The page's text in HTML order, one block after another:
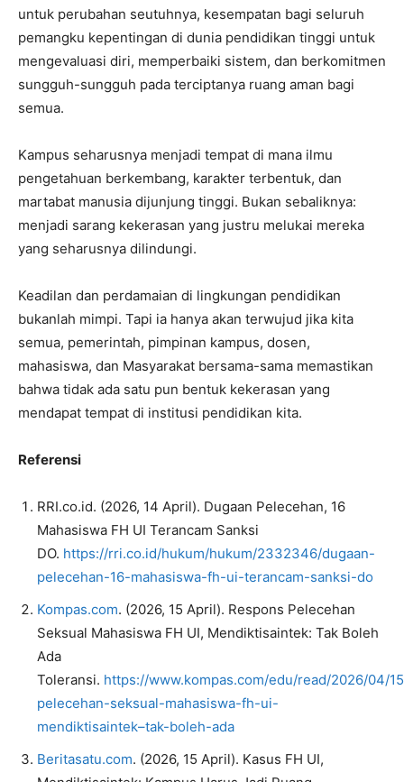
untuk perubahan seutuhnya, kesempatan bagi seluruh
pemangku kepentingan di dunia pendidikan tinggi untuk
mengevaluasi diri, memperbaiki sistem, dan berkomitmen
sungguh-sungguh pada terciptanya ruang aman bagi
semua.
Kampus seharusnya menjadi tempat di mana ilmu
pengetahuan berkembang, karakter terbentuk, dan
martabat manusia dijunjung tinggi. Bukan sebaliknya:
menjadi sarang kekerasan yang justru melukai mereka
yang seharusnya dilindungi.
Keadilan dan perdamaian di lingkungan pendidikan
bukanlah mimpi. Tapi ia hanya akan terwujud jika kita
semua, pemerintah, pimpinan kampus, dosen,
mahasiswa, dan Masyarakat bersama-sama memastikan
bahwa tidak ada satu pun bentuk kekerasan yang
mendapat tempat di institusi pendidikan kita.
Referensi
RRI.co.id. (2026, 14 April). Dugaan Pelecehan, 16
Mahasiswa FH UI Terancam Sanksi
DO. https://rri.co.id/hukum/hukum/2332346/dugaan-
pelecehan-16-mahasiswa-fh-ui-terancam-sanksi-do
Kompas.com. (2026, 15 April). Respons Pelecehan
Seksual Mahasiswa FH UI, Mendiktisaintek: Tak Boleh
Ada
Toleransi. https://www.kompas.com/edu/read/2026/04/
pelecehan-seksual-mahasiswa-fh-ui-
mendiktisaintek–tak-boleh-ada
Beritasatu.com. (2026, 15 April). Kasus FH UI,